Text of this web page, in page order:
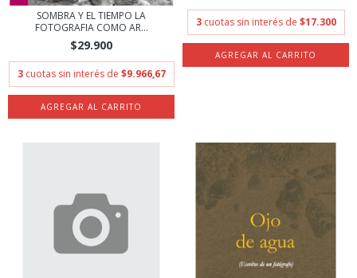
SOMBRA Y EL TIEMPO LA
FOTOGRAFIA COMO AR...
$29.900
3 cuotas sin interés de $9.966,67
3 cuotas sin interés de $17.300